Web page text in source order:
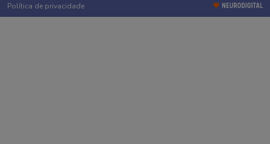
Política de privacidade